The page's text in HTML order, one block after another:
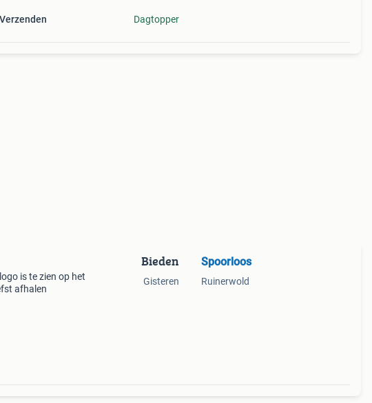
Dagtopper
is te zien op het
afhalen
Bieden
Gisteren
Spoorloos
Ruinerwold